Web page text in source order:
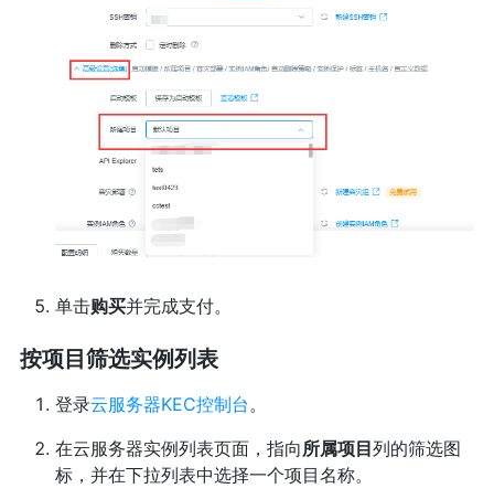
单击购买并完成支付。
按项目筛选实例列表
登录云服务器KEC控制台。
在云服务器实例列表页面，指向所属项目列的筛选图
标，并在下拉列表中选择一个项目名称。